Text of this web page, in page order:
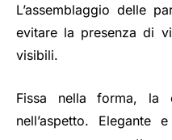
L’assemblaggio delle
evitare la presenza di
visibili.
Fissa nella forma, la
nell’aspetto.